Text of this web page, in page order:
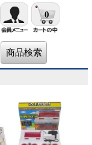
0